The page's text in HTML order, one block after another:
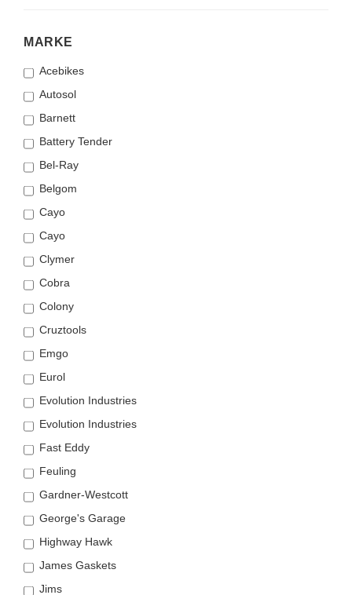
MARKE
MARKE
Acebikes
Autosol
Barnett
Battery Tender
Bel-Ray
Belgom
Cayo
Cayo
Clymer
Cobra
Colony
Cruztools
Emgo
Eurol
Evolution Industries
Evolution Industries
Fast Eddy
Feuling
Gardner-Westcott
George's Garage
Highway Hawk
James Gaskets
Jims